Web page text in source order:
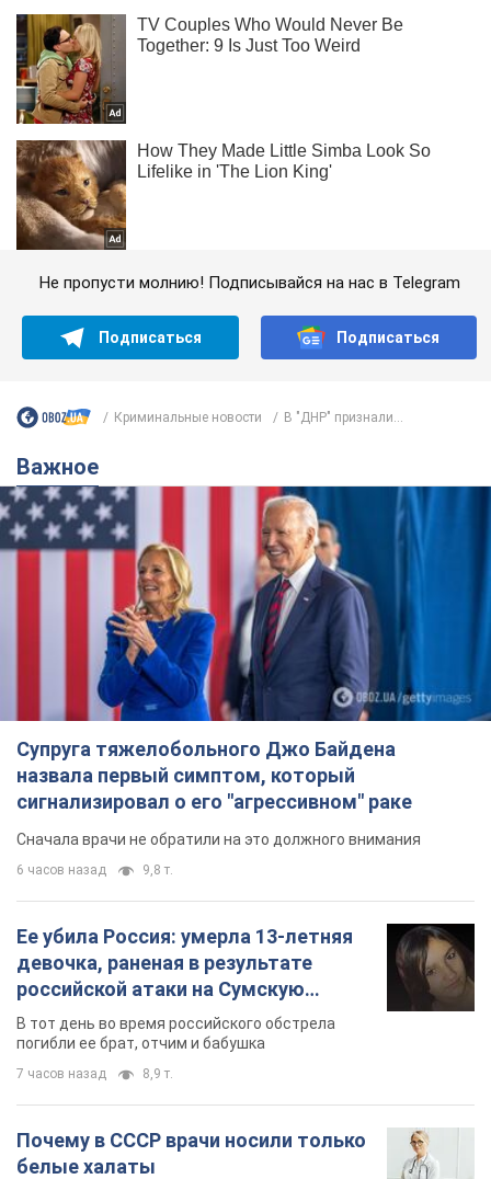
Не пропусти молнию! Подписывайся на нас в Telegram
Подписаться Подписаться
Криминальные новости В "ДНР" признали...
Важное
Супруга тяжелобольного Джо Байдена
назвала первый симптом, который
сигнализировал о его "агрессивном" раке
Сначала врачи не обратили на это должного внимания
6 часов назад 9,8 т.
Ее убила Россия: умерла 13-летняя
девочка, раненая в результате
российской атаки на Сумскую
область. Фото
В тот день во время российского обстрела
погибли ее брат, отчим и бабушка
7 часов назад 8,9 т.
Почему в СССР врачи носили только
белые халаты